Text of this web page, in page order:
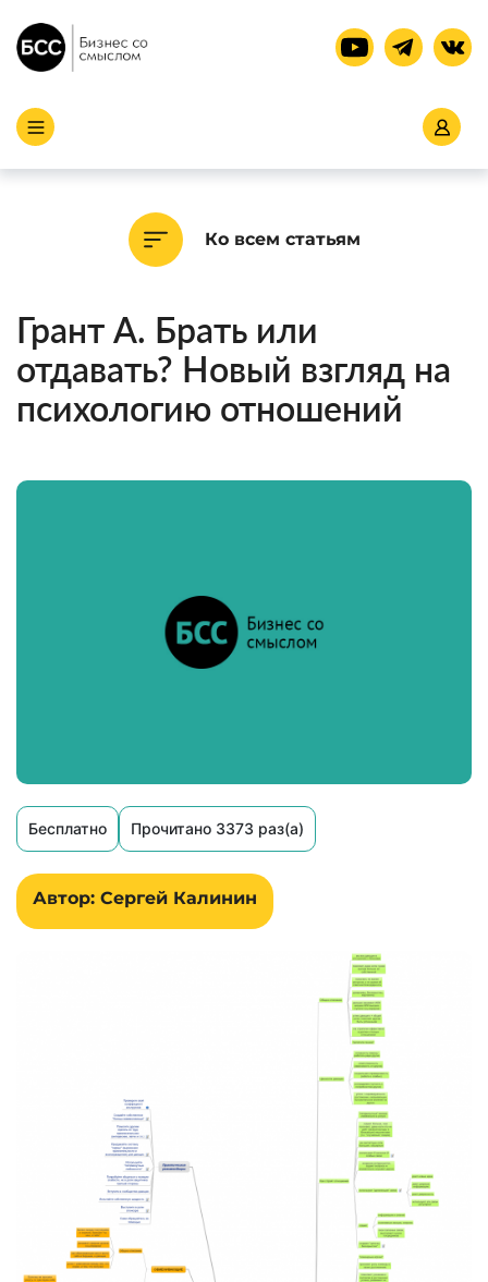
Ко всем статьям
Грант А. Брать или
отдавать? Новый взгляд на
психологию отношений
Бесплатно Прочитано 3373 раз(а)
Автор: Сергей Калинин